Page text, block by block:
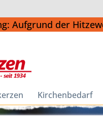
Aufgrund der
Kirchenbedarf